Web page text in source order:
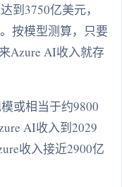
到3750亿美元，
按模型测算，只要
Azure AI收入就存
或相当于约9800
AI收入到2029
收入接近2900亿